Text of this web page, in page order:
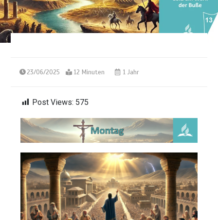
23/06/2025 12 Minuten 1 Jahr
Post Views: 575